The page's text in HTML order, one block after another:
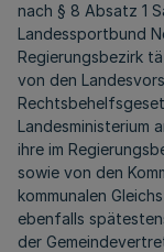
nach § 8 Absatz 1
Landessportbund
Regierungsbezirk
von den
Landesministerium
ihre im
sowie von den
kommunalen
ebenfalls
der